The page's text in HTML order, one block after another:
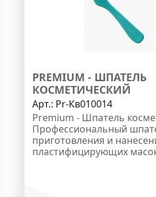
PREMIUM - ШПАТЕЛЬ
КОСМЕТИЧЕСКИЙ
Арт.: Pr-Кв010014
Premium - Шпатель
Профессиональный
приготовления и
пластифицирующих